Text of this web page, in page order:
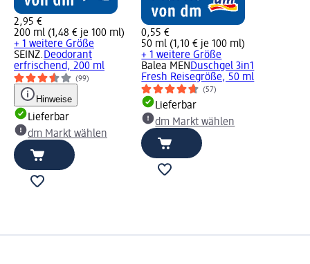
2,95 €
200 ml (1,48 € je 100 ml)
+ 1 weitere Größe
SEINZ. Deodorant
erfrischend, 200 ml
(99)
Hinweise
Lieferbar
dm Markt wählen
0,55 €
50 ml (1,10 € je 100 ml)
+ 1 weitere Größe
Balea MEN Duschgel 3in1
Fresh Reisegröße, 50 ml
(57)
Lieferbar
dm Markt wählen